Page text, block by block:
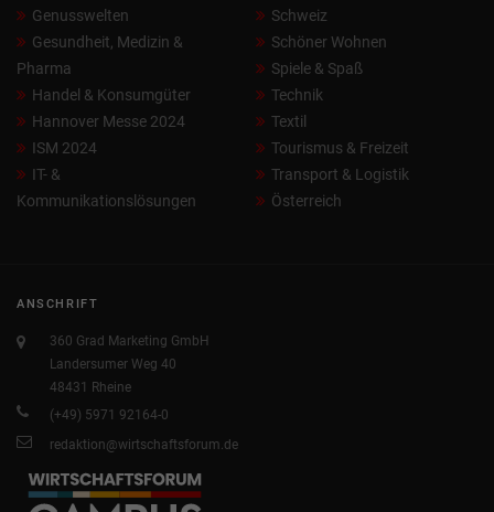
Genusswelten
Gesundheit, Medizin &
Pharma
Handel & Konsumgüter
Hannover Messe 2024
ISM 2024
IT- &
Kommunikationslösungen
Schweiz
Schöner Wohnen
Spiele & Spaß
Technik
Textil
Tourismus & Freizeit
Transport & Logistik
Österreich
ANSCHRIFT
360 Grad Marketing GmbH
Landersumer Weg 40
48431 Rheine
(+49) 5971 92164-0
redaktion@wirtschaftsforum.de